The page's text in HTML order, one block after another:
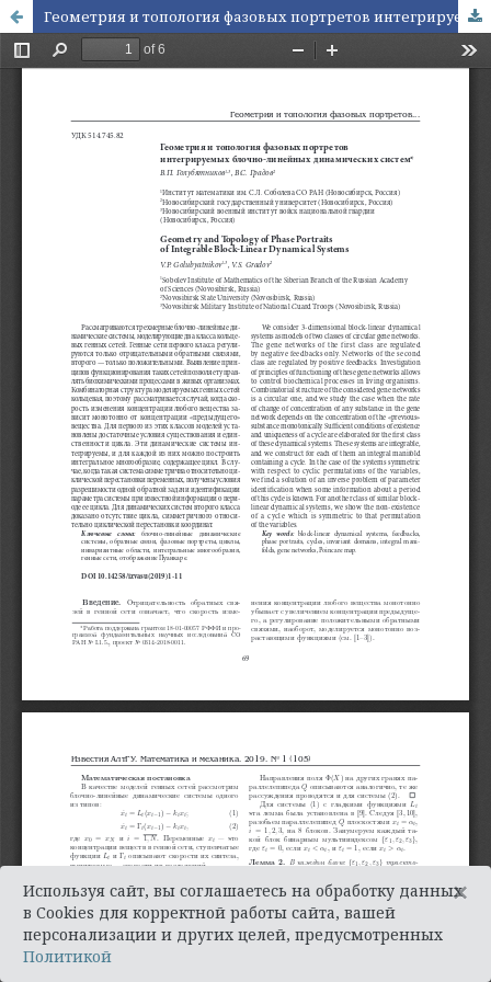
Геометрия и топология фазовых портретов интегрируемых блочно-линейных динамических систем
Используя сайт, вы соглашаетесь на обработку данных
в Cookies для корректной работы сайта, вашей
персонализации и других целей, предусмотренных
Политикой
×